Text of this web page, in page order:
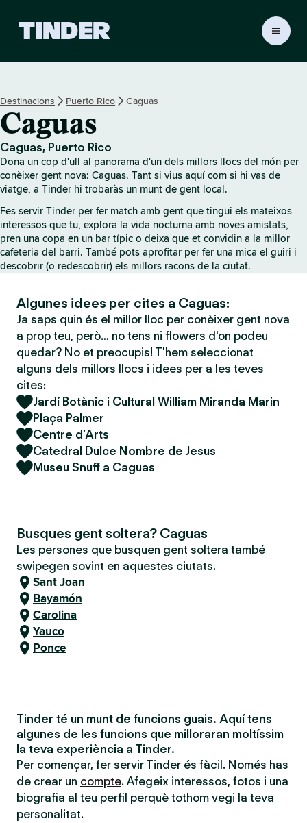
r
c
i
Destinacions Puerto Rico Caguas
Caguas
Caguas, Puerto Rico
Dona un cop d'ull al panorama d'un dels millors llocs del món per
conèixer gent nova: Caguas. Tant si vius aquí com si hi vas de
viatge, a Tinder hi trobaràs un munt de gent local.
Fes servir Tinder per fer match amb gent que tingui els mateixos
interessos que tu, explora la vida nocturna amb noves amistats,
pren una copa en un bar típic o deixa que et convidin a la millor
cafeteria del barri. També pots aprofitar per fer una mica el guiri i
descobrir (o redescobrir) els millors racons de la ciutat.
Algunes idees per cites a Caguas:
Ja saps quin és el millor lloc per conèixer gent nova
a prop teu, però… no tens ni flowers d'on podeu
quedar? No et preocupis! T'hem seleccionat
alguns dels millors llocs i idees per a les teves
cites:
Jardí Botànic i Cultural William Miranda Marin
Plaça Palmer
Centre d’Arts
Catedral Dulce Nombre de Jesus
Museu Snuff a Caguas
Busques gent soltera? Caguas
Les persones que busquen gent soltera també
swipegen sovint en aquestes ciutats.
Sant Joan
Bayamón
Carolina
Yauco
Ponce
Tinder té un munt de funcions guais. Aquí tens
algunes de les funcions que milloraran moltíssim
la teva experiència a Tinder.
Per començar, fer servir Tinder és fàcil. Només has
de crear un compte. Afegeix interessos, fotos i una
biografia al teu perfil perquè tothom vegi la teva
personalitat.